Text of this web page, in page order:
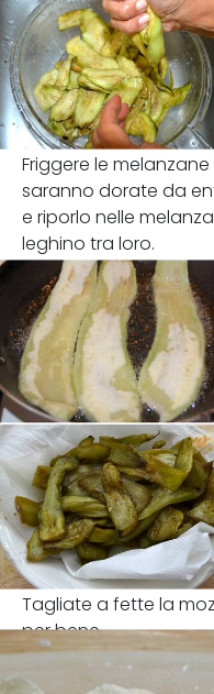
Friggere le
saranno dorate da
e riporlo nelle
leghino tra loro.
Tagliate a fette la
per bene